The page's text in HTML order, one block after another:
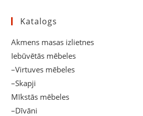
Katalogs
Akmens masas izlietnes
Iebūvētās mēbeles
–Virtuves mēbeles
–Skapji
Mīkstās mēbeles
–Dīvāni